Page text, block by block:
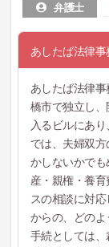
弁護士
あしたば法律
あしたば法律
橋市で独立し
入るビルにあ
では、夫婦双
かしないかで
産・親権・養
スの相談に対
からの、どのよ
手続としては